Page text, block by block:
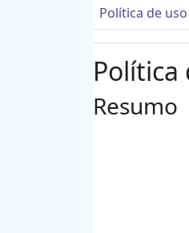
Política de uso
Política
Resumo